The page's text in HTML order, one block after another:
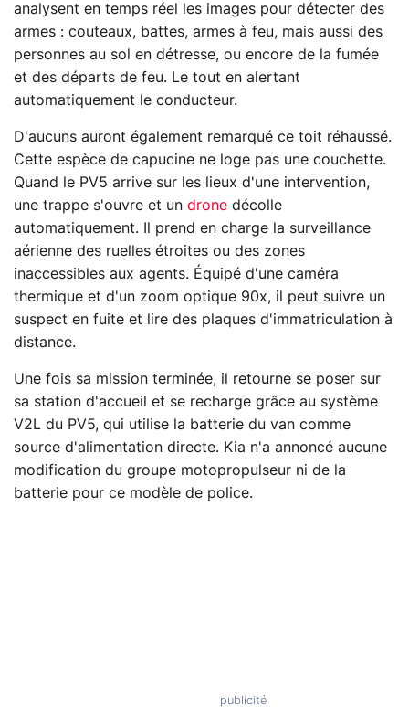
analysent en temps réel les images pour détecter des
armes : couteaux, battes, armes à feu, mais aussi des
personnes au sol en détresse, ou encore de la fumée
et des départs de feu. Le tout en alertant
automatiquement le conducteur.
D'aucuns auront également remarqué ce toit réhaussé.
Cette espèce de capucine ne loge pas une couchette.
Quand le PV5 arrive sur les lieux d'une intervention,
une trappe s'ouvre et un drone décolle
automatiquement. Il prend en charge la surveillance
aérienne des ruelles étroites ou des zones
inaccessibles aux agents. Équipé d'une caméra
thermique et d'un zoom optique 90x, il peut suivre un
suspect en fuite et lire des plaques d'immatriculation à
distance.
Une fois sa mission terminée, il retourne se poser sur
sa station d'accueil et se recharge grâce au système
V2L du PV5, qui utilise la batterie du van comme
source d'alimentation directe. Kia n'a annoncé aucune
modification du groupe motopropulseur ni de la
batterie pour ce modèle de police.